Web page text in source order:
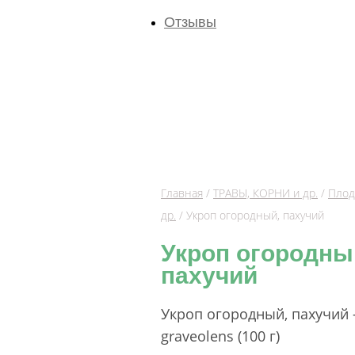
Отзывы
Главная / ТРАВЫ, КОРНИ и др. /
др. / Укроп огородный, пахучий
Укроп
пахучий
Укроп огородный,
graveolens (100 г)